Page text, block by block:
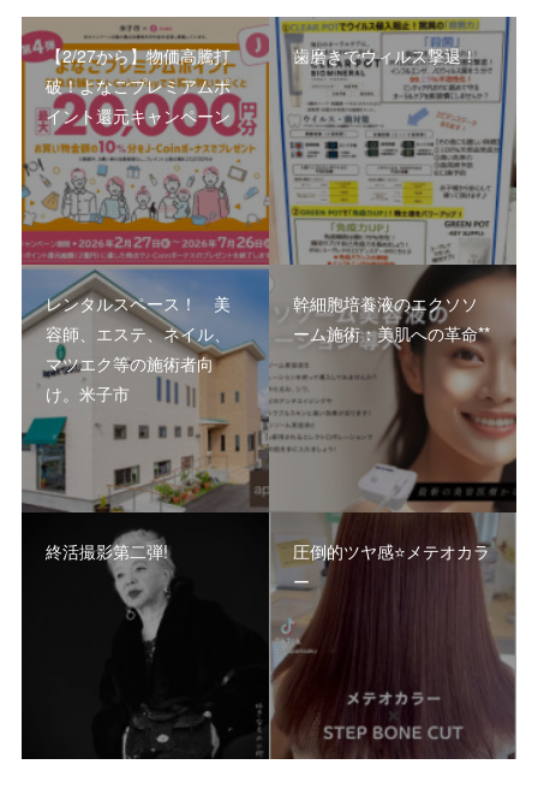
【2/27から】物価高騰打
破！よなごプレミアムポ
イント還元キャンペーン
歯磨きでウィルス撃退！
レンタルスペース！ 美
容師、エステ、ネイル、
マツエク等の施術者向
け。米子市
幹細胞培養液のエクソソ
ーム施術：美肌への革命**
終活撮影第二弾!
圧倒的ツヤ感⭐️メテオカラ
ー